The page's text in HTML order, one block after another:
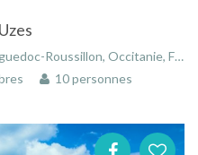
Roussillon, Occitanie, France
10 personnes